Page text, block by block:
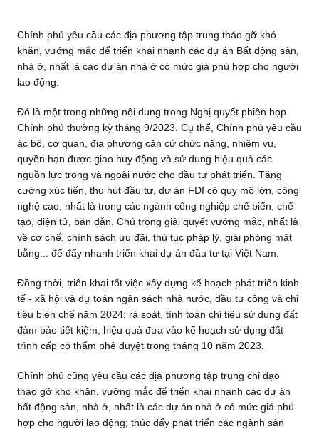
Chính phủ yêu cầu các địa phương tập trung tháo gỡ khó
khăn, vướng mắc để triển khai nhanh các dự án Bất động sản,
nhà ở, nhất là các dự án nhà ở có mức giá phù hợp cho người
lao động.
Đó là một trong những nội dung trong Nghị quyết phiên họp
Chính phủ thường kỳ tháng 9/2023. Cụ thể, Chính phủ yêu cầu
ác bộ, cơ quan, địa phương căn cứ chức năng, nhiệm vụ,
quyền hạn được giao huy động và sử dụng hiệu quả các
nguồn lực trong và ngoài nước cho đầu tư phát triển. Tăng
cường xúc tiến, thu hút đầu tư, dự án FDI có quy mô lớn, công
nghệ cao, nhất là trong các ngành công nghiệp chế biến, chế
tạo, điện tử, bán dẫn. Chú trọng giải quyết vướng mắc, nhất là
về cơ chế, chính sách ưu đãi, thủ tục pháp lý, giải phóng mặt
bằng... để đẩy nhanh triển khai dự án đầu tư tại Việt Nam.
Đồng thời, triển khai tốt việc xây dựng kế hoạch phát triển kinh
tế - xã hội và dự toán ngân sách nhà nước, đầu tư công và chỉ
tiêu biên chế năm 2024; rà soát, tính toán chỉ tiêu sử dụng đất
đảm bảo tiết kiệm, hiệu quả đưa vào kế hoạch sử dụng đất
trình cấp có thẩm phê duyệt trong tháng 10 năm 2023.
Chính phủ cũng yêu cầu các địa phương tập trung chỉ đạo
tháo gỡ khó khăn, vướng mắc để triển khai nhanh các dự án
bất động sản, nhà ở, nhất là các dự án nhà ở có mức giá phù
hợp cho người lao động; thúc đẩy phát triển các ngành sản